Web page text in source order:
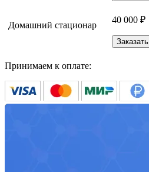
Домашний стационар
40 000 ₽
Заказать
Принимаем к оплате: